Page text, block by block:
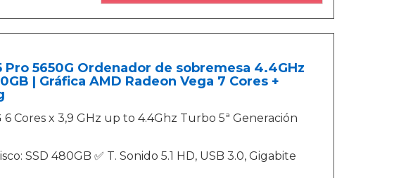
Pro 5650G Ordenador de sobremesa 4.4GHz
| Gráfica AMD Radeon Vega 7 Cores +
Cores x 3,9 GHz up to 4.4Ghz Turbo 5ª Generación
SSD 480GB ✅ T. Sonido 5.1 HD, USB 3.0, Gigabite